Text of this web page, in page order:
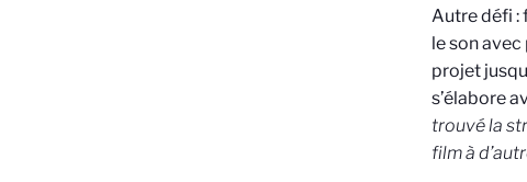
Autre défi :
le son
projet
s’élabore
trouvé la
film à